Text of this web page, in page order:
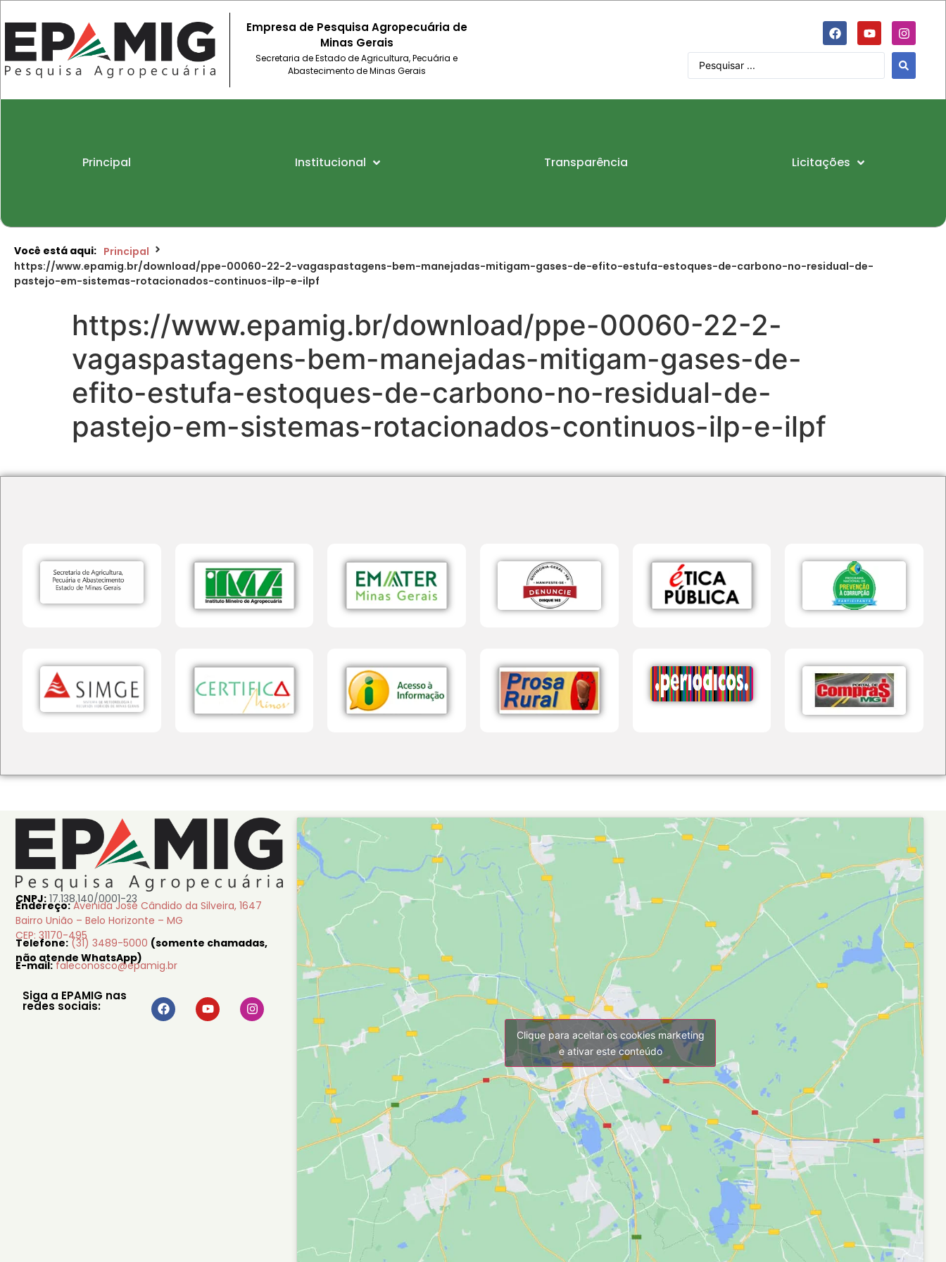
Empresa de Pesquisa Agropecuária de
Minas Gerais
Secretaria de Estado de Agricultura, Pecuária e
Abastecimento de Minas Gerais
Principal Institucional Transparência Licitações
Você está aqui: Principal
https://www.epamig.br/download/ppe-00060-22-2-vagaspastagens-bem-manejadas-mitigam-gases-de-efito-estufa-estoques-de-carbono-no-residual-de-
pastejo-em-sistemas-rotacionados-continuos-ilp-e-ilpf
https://www.epamig.br/download/ppe-00060-22-2-
vagaspastagens-bem-manejadas-mitigam-gases-de-
efito-estufa-estoques-de-carbono-no-residual-de-
pastejo-em-sistemas-rotacionados-continuos-ilp-e-ilpf
CNPJ: 17.138.140/0001-23
Endereço: Avenida José Cândido da Silveira, 1647
Bairro União – Belo Horizonte – MG
CEP: 31170-495
Telefone: (31) 3489-5000 (somente chamadas,
não atende WhatsApp)
E-mail: faleconosco@epamig.br
Siga a EPAMIG nas
redes sociais:
Clique para aceitar os cookies marketing
e ativar este conteúdo